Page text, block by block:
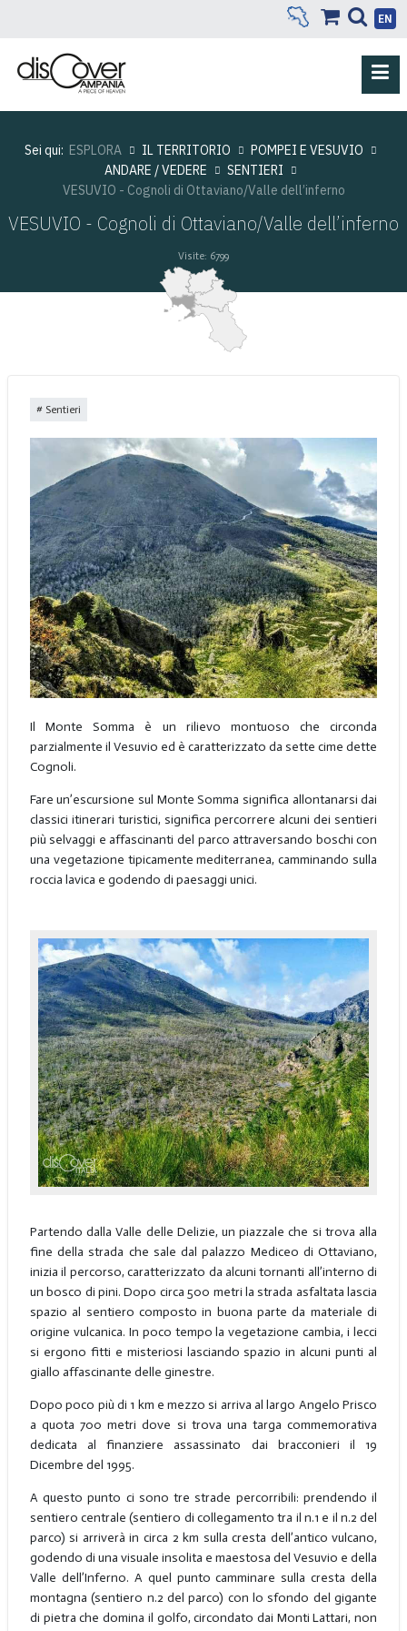
EN
Sei qui: ESPLORA IL TERRITORIO
POMPEI E VESUVIO
ANDARE / VEDERE
SENTIERI
VESUVIO - Cognoli di Ottaviano/Valle dell’inferno
VESUVIO - Cognoli di Ottaviano/Valle dell’inferno
Visite: 6799
Sentieri
Il Monte Somma è un rilievo montuoso che circonda
parzialmente il Vesuvio ed è caratterizzato da sette cime dette
Cognoli.
Fare un’escursione sul Monte Somma significa allontanarsi dai
classici itinerari turistici, significa percorrere alcuni dei sentieri
più selvaggi e affascinanti del parco attraversando boschi con
una vegetazione tipicamente mediterranea, camminando sulla
roccia lavica e godendo di paesaggi unici.
Partendo dalla Valle delle Delizie, un piazzale che si trova alla
fine della strada che sale dal palazzo Mediceo di Ottaviano,
inizia il percorso, caratterizzato da alcuni tornanti all’interno di
un bosco di pini. Dopo circa 500 metri la strada asfaltata lascia
spazio al sentiero composto in buona parte da materiale di
origine vulcanica. In poco tempo la vegetazione cambia, i lecci
si ergono fitti e misteriosi lasciando spazio in alcuni punti al
giallo affascinante delle ginestre.
Dopo poco più di 1 km e mezzo si arriva al largo Angelo Prisco
a quota 700 metri dove si trova una targa commemorativa
dedicata al finanziere assassinato dai bracconieri il 19
Dicembre del 1995.
A questo punto ci sono tre strade percorribili: prendendo il
sentiero centrale (sentiero di collegamento tra il n.1 e il n.2 del
parco) si arriverà in circa 2 km sulla cresta dell’antico vulcano,
godendo di una visuale insolita e maestosa del Vesuvio e della
Valle dell’Inferno. A quel punto camminare sulla cresta della
montagna (sentiero n.2 del parco) con lo sfondo del gigante
di pietra che domina il golfo, circondato dai Monti Lattari, non